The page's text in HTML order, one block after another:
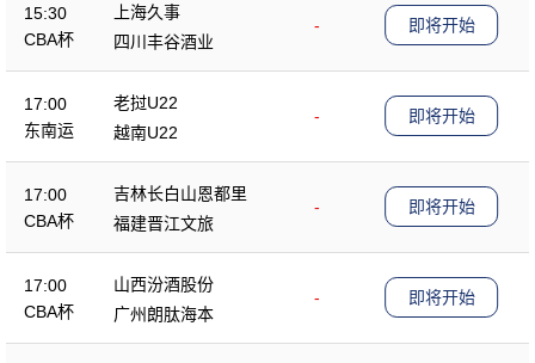
15:30
CBA杯
上海久事
-
四川丰谷酒业
即将开始
17:00
东南运
老挝U22
-
越南U22
即将开始
17:00
CBA杯
吉林长白山恩都里
-
福建晋江文旅
即将开始
17:00
CBA杯
山西汾酒股份
-
广州朗肽海本
即将开始